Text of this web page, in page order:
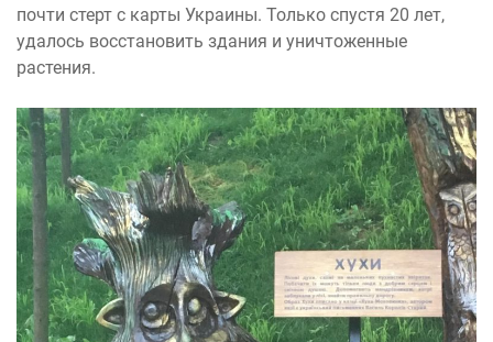
почти стерт с карты Украины. Только спустя 20 лет,
удалось восстановить здания и уничтоженные
растения.